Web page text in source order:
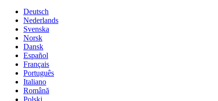
Deutsch
Nederlands
Svenska
Norsk
Dansk
Español
Français
Português
Italiano
Română